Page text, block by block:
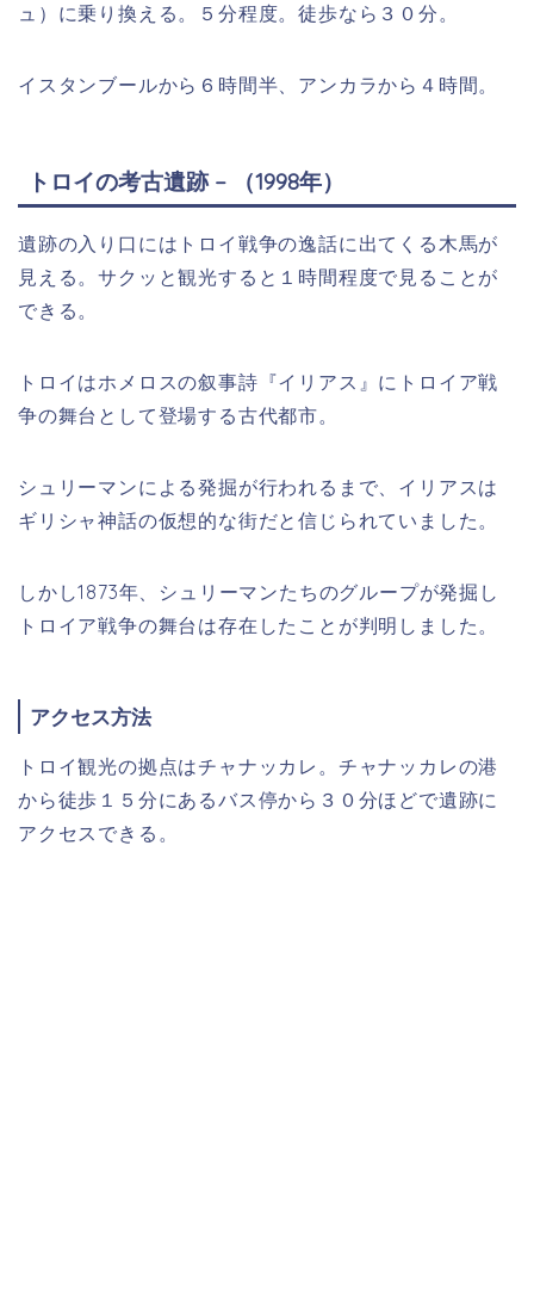
ュ）に乗り換える。５分程度。徒歩なら３０分。
イスタンブールから６時間半、アンカラから４時間。
トロイの考古遺跡 – （1998年）
遺跡の入り口にはトロイ戦争の逸話に出てくる木馬が
見える。サクッと観光すると１時間程度で見ることが
できる。
トロイはホメロスの叙事詩『イリアス』にトロイア戦
争の舞台として登場する古代都市。
シュリーマンによる発掘が行われるまで、イリアスは
ギリシャ神話の仮想的な街だと信じられていました。
しかし1873年、シュリーマンたちのグループが発掘し
トロイア戦争の舞台は存在したことが判明しました。
アクセス方法
トロイ観光の拠点はチャナッカレ。チャナッカレの港
から徒歩１５分にあるバス停から３０分ほどで遺跡に
アクセスできる。